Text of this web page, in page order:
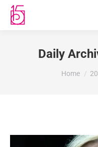
Daily
You are
Home